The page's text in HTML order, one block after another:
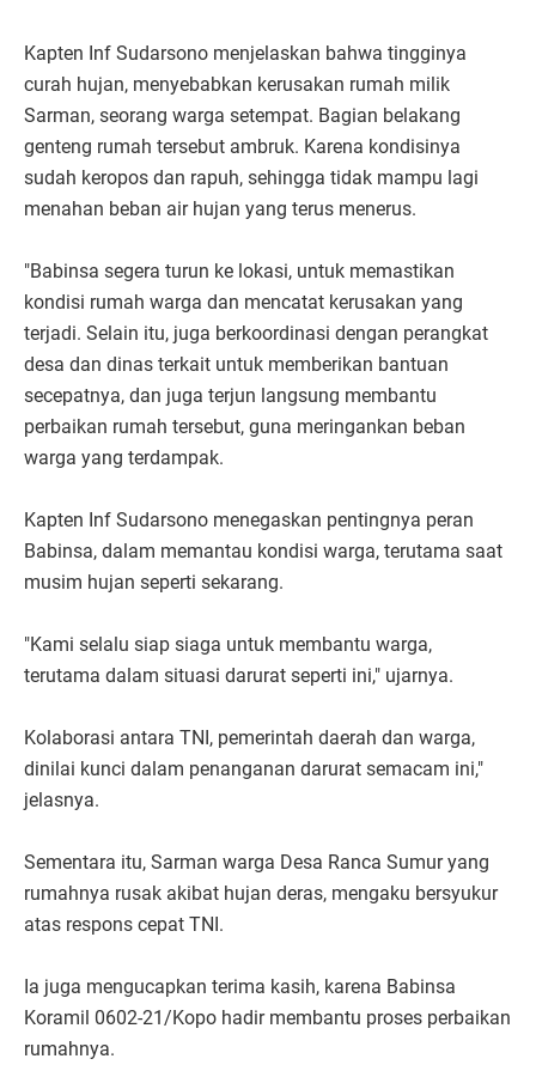
Kapten Inf Sudarsono menjelaskan bahwa tingginya
curah hujan, menyebabkan kerusakan rumah milik
Sarman, seorang warga setempat. Bagian belakang
genteng rumah tersebut ambruk. Karena kondisinya
sudah keropos dan rapuh, sehingga tidak mampu lagi
menahan beban air hujan yang terus menerus.
"Babinsa segera turun ke lokasi, untuk memastikan
kondisi rumah warga dan mencatat kerusakan yang
terjadi. Selain itu, juga berkoordinasi dengan perangkat
desa dan dinas terkait untuk memberikan bantuan
secepatnya, dan juga terjun langsung membantu
perbaikan rumah tersebut, guna meringankan beban
warga yang terdampak.
Kapten Inf Sudarsono menegaskan pentingnya peran
Babinsa, dalam memantau kondisi warga, terutama saat
musim hujan seperti sekarang.
"Kami selalu siap siaga untuk membantu warga,
terutama dalam situasi darurat seperti ini," ujarnya.
Kolaborasi antara TNI, pemerintah daerah dan warga,
dinilai kunci dalam penanganan darurat semacam ini,"
jelasnya.
Sementara itu, Sarman warga Desa Ranca Sumur yang
rumahnya rusak akibat hujan deras, mengaku bersyukur
atas respons cepat TNI.
Ia juga mengucapkan terima kasih, karena Babinsa
Koramil 0602-21/Kopo hadir membantu proses perbaikan
rumahnya.